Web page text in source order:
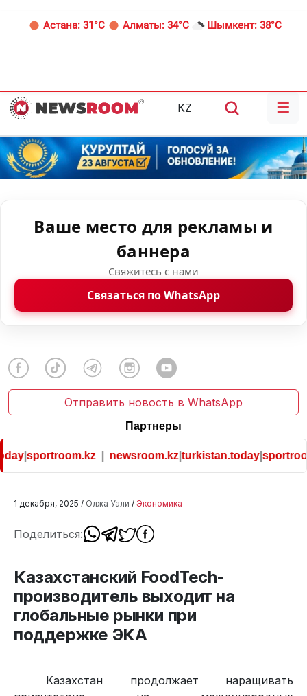
Астана: 31°C Алматы: 34°C Шымкент: 38°C
KZ ☰
Ваше место для рекламы и
баннера
Свяжитесь с нами
Связаться по WhatsApp
Отправить новость в WhatsApp
Партнеры
|sportroom.kz|newsroom.kz|turkistan.today|
1 декабря, 2025 / Олжа Уали / Экономика
Поделиться:
Казахстанский FoodTech-
производитель выходит на
глобальные рынки при
поддержке ЭКА
Казахстан продолжает наращивать